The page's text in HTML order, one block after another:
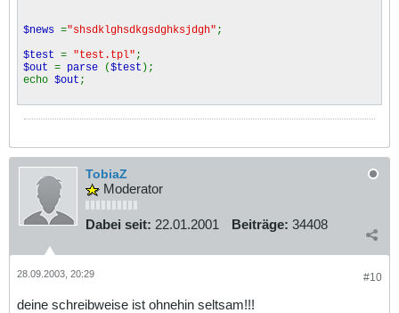
$news ="shsdklghsdkgsdghksjdgh" ;
$test = "test.tpl" ;
$out = parse ($test );
echo $out ;
TobiaZ
Moderator
Dabei seit: 22.01.2001 Beiträge: 34408
#10
28.09.2003, 20:29
deine schreibweise ist ohnehin seltsam!!!